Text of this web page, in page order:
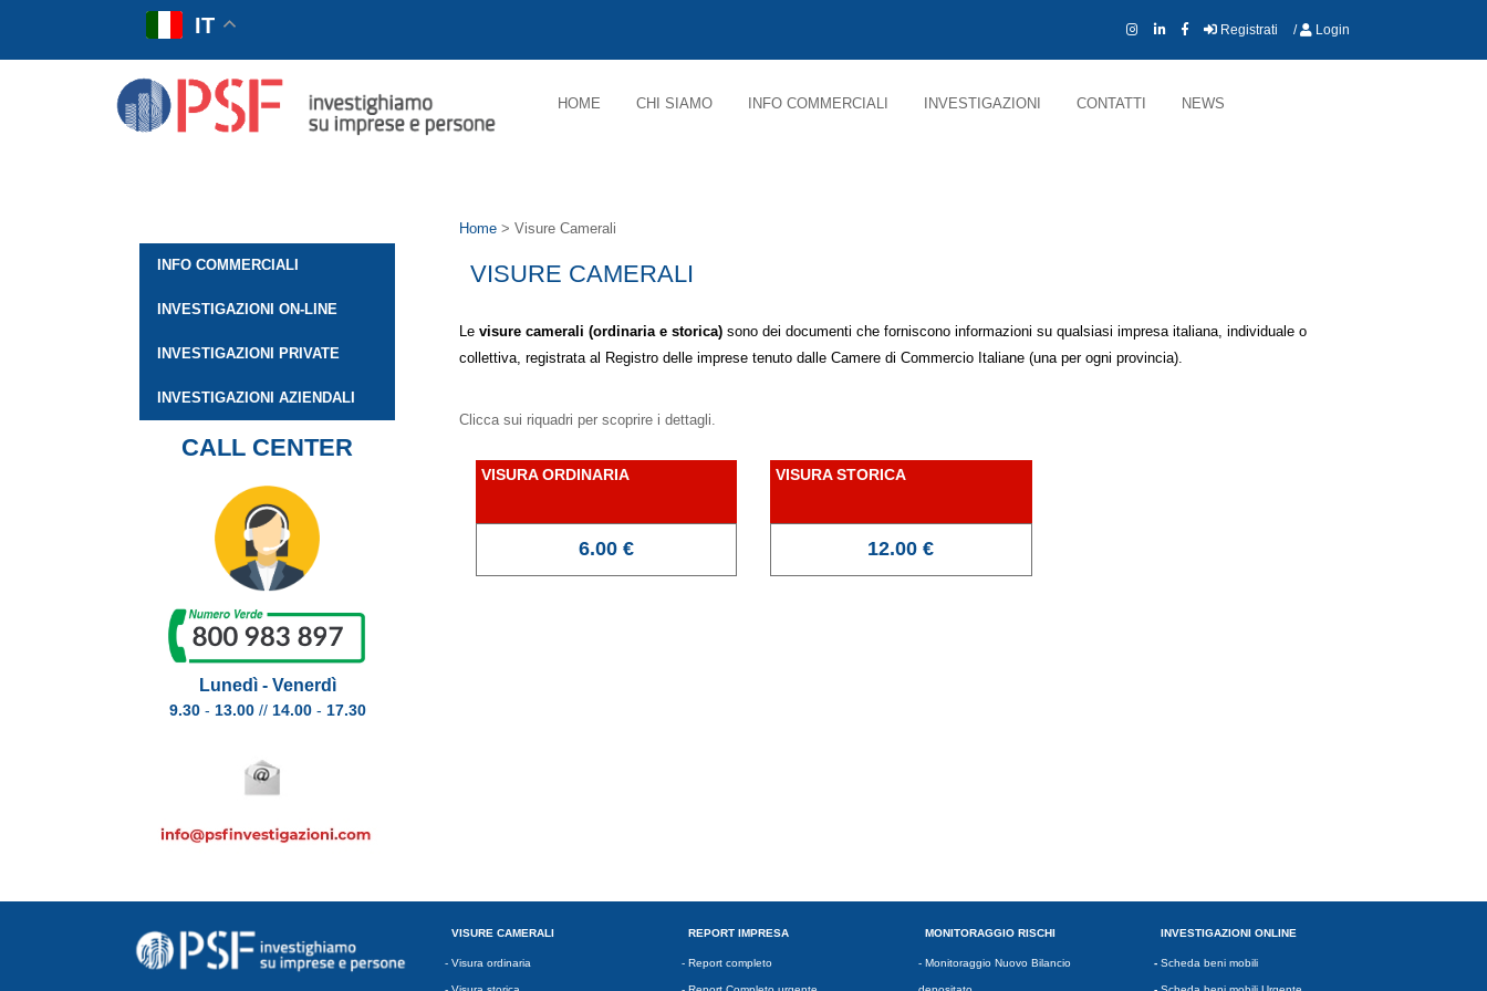
IT / Login
Registrati
HOME CHI SIAMO INFO COMMERCIALI INVESTIGAZIONI CONTATTI NEWS
INFO COMMERCIALI
INVESTIGAZIONI ON-LINE
INVESTIGAZIONI PRIVATE
INVESTIGAZIONI AZIENDALI
CALL CENTER
Lunedì - Venerdì
9.30- 13.00// 14.00- 17.30
Home > Visure Camerali
VISURE CAMERALI
Le visure camerali (ordinaria e storica) sono dei documenti c he forniscono informazioni su qualsiasi impresa italiana, individuale o
collettiva, registrata al Registro delle imprese tenuto dalle Camere di Commercio Italiane (una per ogni provincia).
Clicca sui riquadri per scoprire i dettagli.
VISURA ORDINARIA
6.00 €
VISURA STORICA
12.00 €
VISURE CAMERALI
- Visura ordinaria
REPORT IMPRESA
- Report completo
MONITORAGGIO RISCHI
- Monitoraggio Nuovo Bilancio
INVESTIGAZIONI ONLINE
-Scheda beni mobili